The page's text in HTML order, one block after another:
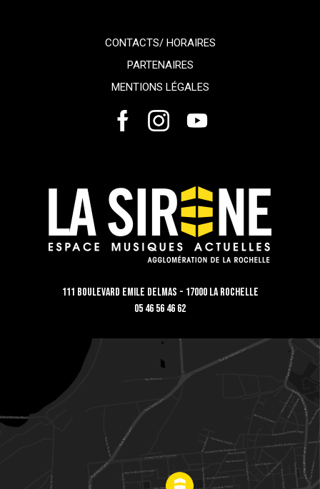
CONTACTS/ HORAIRES
PARTENAIRES
MENTIONS LÉGALES
111 Boulevard Emile Delmas - 17000 La Rochelle
05 46 56 46 62